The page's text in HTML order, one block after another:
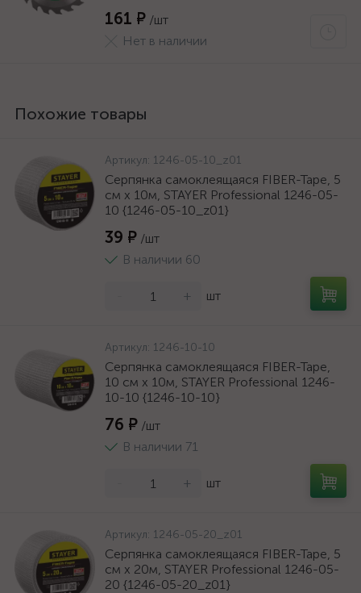
161 ₽ /шт
Нет в наличии
Похожие товары
Артикул: 1246-05-10_z01
Серпянка самоклеящаяся FIBER-Tape, 5
см х 10м, STAYER Professional 1246-05-
10 {1246-05-10_z01}
39 ₽ /шт
В наличии 60
+ шт
Артикул: 1246-10-10
Серпянка самоклеящаяся FIBER-Tape,
10 см х 10м, STAYER Professional 1246-
10-10 {1246-10-10}
76 ₽ /шт
В наличии 71
+ шт
Артикул: 1246-05-20_z01
Серпянка самоклеящаяся FIBER-Tape, 5
см х 20м, STAYER Professional 1246-05-
20 {1246-05-20_z01}